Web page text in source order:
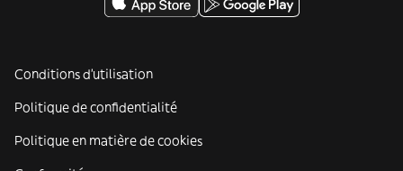
Conditions d'utilisation
Politique de confidentialité
Politique en matière de cookies